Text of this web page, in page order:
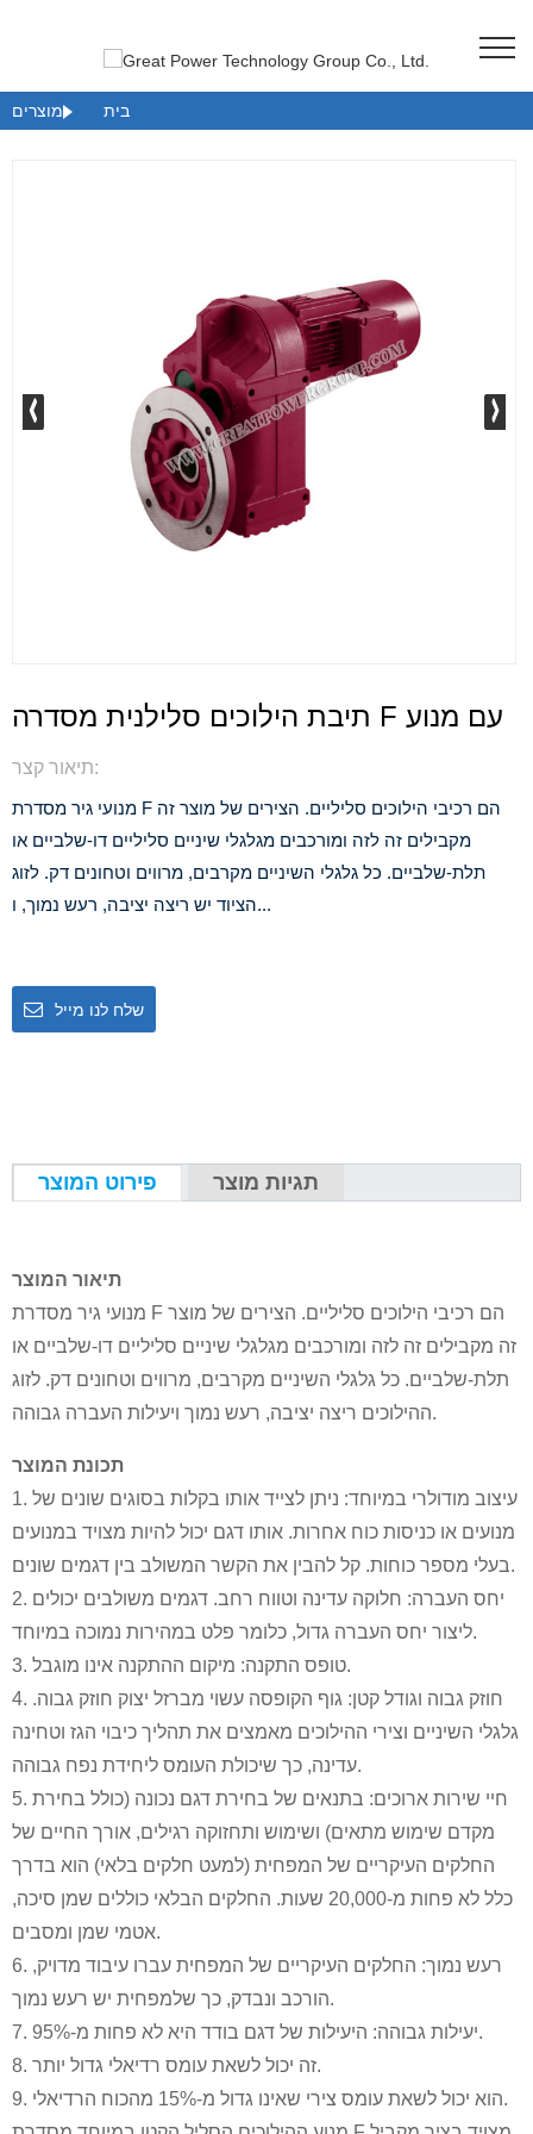
בית מוצרים
תיבת הילוכים סלילנית מסדרה F עם מנוע
תיאור קצר:
מנועי גיר מסדרת F הם רכיבי הילוכים סליליים. הצירים של מוצר זה
מקבילים זה לזה ומורכבים מגלגלי שיניים סליליים דו-שלביים או
תלת-שלביים. כל גלגלי השיניים מקרבים, מרווים וטחונים דק. לזוג
הציוד יש ריצה יציבה, רעש נמוך, ו...
שלח לנו מייל
פירוט המוצר תגיות מוצר
תיאור המוצר
מנועי גיר מסדרת F הם רכיבי הילוכים סליליים. הצירים של מוצר
זה מקבילים זה לזה ומורכבים מגלגלי שיניים סליליים דו-שלביים או
תלת-שלביים. כל גלגלי השיניים מקרבים, מרווים וטחונים דק. לזוג
ההילוכים ריצה יציבה, רעש נמוך ויעילות העברה גבוהה.
תכונת המוצר
1. עיצוב מודולרי במיוחד: ניתן לצייד אותו בקלות בסוגים שונים של
מנועים או כניסות כוח אחרות. אותו דגם יכול להיות מצויד במנועים
בעלי מספר כוחות. קל להבין את הקשר המשולב בין דגמים שונים.
2. יחס העברה: חלוקה עדינה וטווח רחב. דגמים משולבים יכולים
ליצור יחס העברה גדול, כלומר פלט במהירות נמוכה במיוחד.
3. טופס התקנה: מיקום ההתקנה אינו מוגבל.
4. חוזק גבוה וגודל קטן: גוף הקופסה עשוי מברזל יצוק חוזק גבוה.
גלגלי השיניים וצירי ההילוכים מאמצים את תהליך כיבוי הגז וטחינה
עדינה, כך שיכולת העומס ליחידת נפח גבוהה.
5. חיי שירות ארוכים: בתנאים של בחירת דגם נכונה (כולל בחירת
מקדם שימוש מתאים) ושימוש ותחזוקה רגילים, אורך החיים של
החלקים העיקריים של המפחית (למעט חלקים בלאי) הוא בדרך
כלל לא פחות מ-20,000 שעות. החלקים הבלאי כוללים שמן סיכה,
אטמי שמן ומסבים.
6. רעש נמוך: החלקים העיקריים של המפחית עברו עיבוד מדויק,
הורכב ונבדק, כך שלמפחית יש רעש נמוך.
7. יעילות גבוהה: היעילות של דגם בודד היא לא פחות מ-95%.
8. זה יכול לשאת עומס רדיאלי גדול יותר.
9. הוא יכול לשאת עומס צירי שאינו גדול מ-15% מהכוח הרדיאלי.